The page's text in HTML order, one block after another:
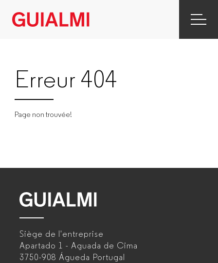
Erreur 404
Page non trouvée!
Siège de l'entreprise
Apartado 1 - Aguada de Cima
3750-908 Águeda Portugal